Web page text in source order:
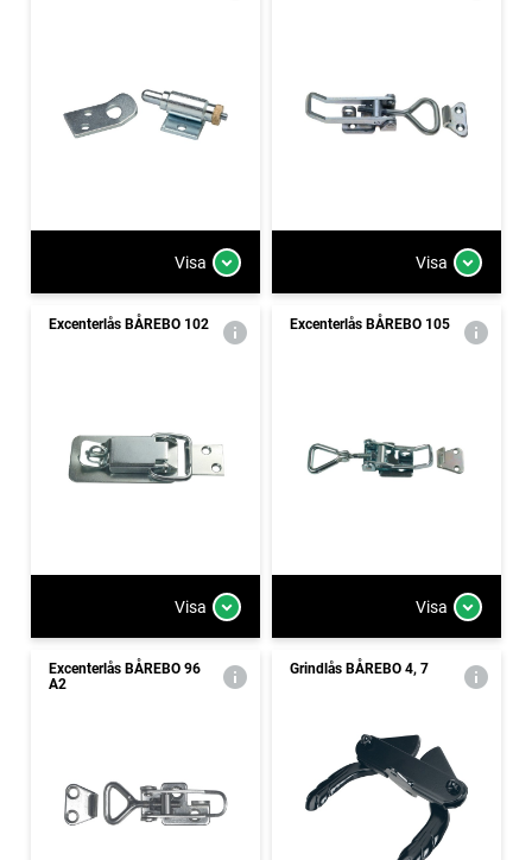
Visa Visa
Excenterlås BÅREBO 102
Visa
Excenterlås BÅREBO 105
Visa
Excenterlås BÅREBO 96
A2
Grindlås BÅREBO 4, 7